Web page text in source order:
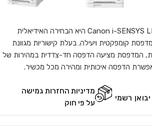
מדפסת לייזר Canon i-SENSYS LBP631Cw היא הבחירה האידיאלית
קומפקטית ויעילה. בעלת קישוריות מגוונת
המדפסת מציעה הדפסה חד-צדדית במהירות של
רשמי
מדיניות החזרות גמישה
על פי חוק